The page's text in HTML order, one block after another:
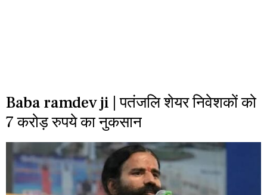
Baba ramdev ji | पतंजलि शेयर निवेशकों को
7 करोड़ रुपये का नुकसान